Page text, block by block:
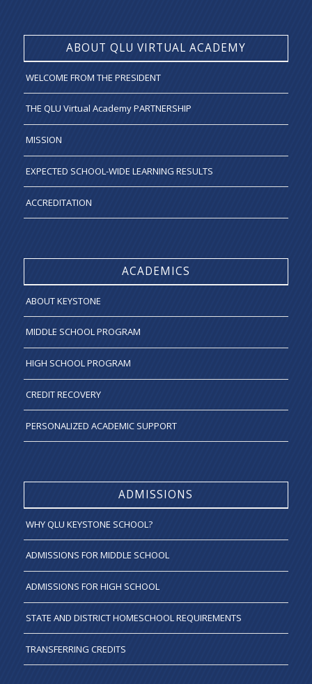
ABOUT QLU VIRTUAL ACADEMY
WELCOME FROM THE PRESIDENT
THE QLU Virtual Academy PARTNERSHIP
MISSION
EXPECTED SCHOOL-WIDE LEARNING RESULTS
ACCREDITATION
ACADEMICS
ABOUT KEYSTONE
MIDDLE SCHOOL PROGRAM
HIGH SCHOOL PROGRAM
CREDIT RECOVERY
PERSONALIZED ACADEMIC SUPPORT
ADMISSIONS
WHY QLU KEYSTONE SCHOOL?
ADMISSIONS FOR MIDDLE SCHOOL
ADMISSIONS FOR HIGH SCHOOL
STATE AND DISTRICT HOMESCHOOL REQUIREMENTS
TRANSFERRING CREDITS